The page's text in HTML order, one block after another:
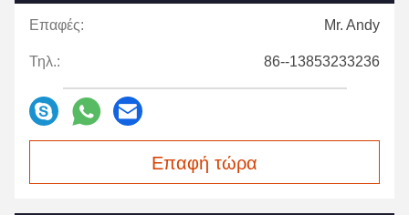
Επαφές: Mr. Andy
Τηλ.: 86--13853233236
Επαφή τώρα